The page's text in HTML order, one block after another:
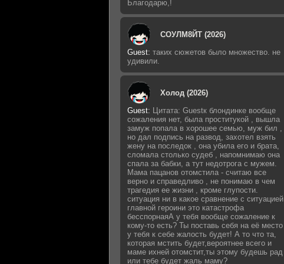
Благодарю,!
СОУЛМ8ЙТ (2026)
Guest: таких сюжетов было множество. не
удивили.
Холод (2026)
Guest: Цитата: Guestк блондинке вообще
сожаления нет, была проститукой , вышла
замуж попала в хорошее семью, муж бил ,
но дал подпись на развод, захотел взять
жену на последок , она убила его и брата,
сломала столько судеб , напомнимаю она
спала за бабки, а тут недотрога с мужем.
Мама пацанов отомстила - считаю все
верно и справедливо , не понимаю в чем
трагедия ее жизни , кроме глупости.
ситуация ни в какое сравнение с ситуацией
главной героини это катастрофа
бесспорнаяА у тебя вообще сожаление к
кому-то есть? Ты поставь себя на её место
у тебя к себе жалость будет! А то что та,
которая мстить будет,вероятнее всего и
маме ихней отомстит,ты этому будешь рад
или тебе будет жаль маму?